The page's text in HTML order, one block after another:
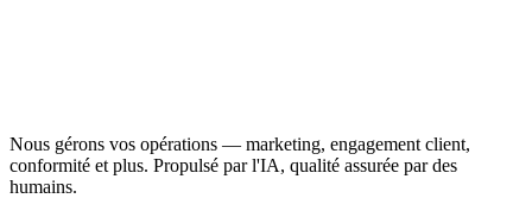
Nous gérons vos opérations — marketing, engagement client,
conformité et plus. Propulsé par l'IA, qualité assurée par des
humains.